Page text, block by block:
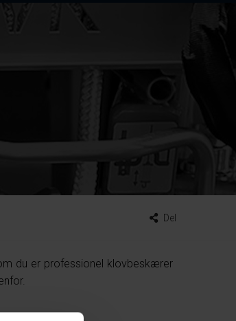
Del
du er professionel klovbeskærer